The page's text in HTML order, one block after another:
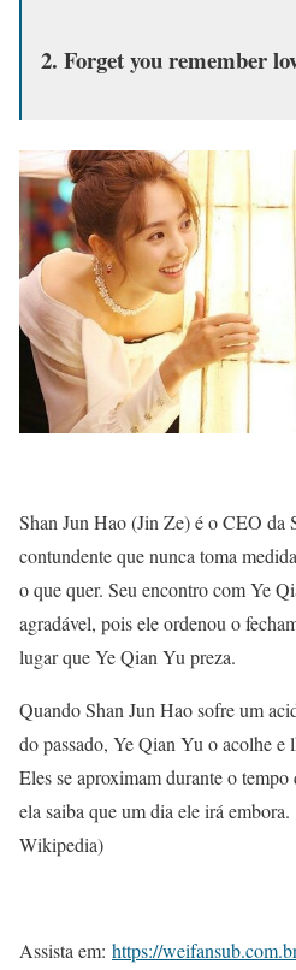
2. Forget you remember
Shan Jun Hao (Jin Ze) é o CEO da
contundente que nunca toma
o que quer. Seu encontro com Ye
agradável, pois ele ordenou o
lugar que Ye Qian Yu preza.
Quando Shan Jun Hao sofre um
do passado, Ye Qian Yu o acolhe e
Eles se aproximam durante o
ela saiba que um dia ele irá
Wikipedia)
Assista em: https://